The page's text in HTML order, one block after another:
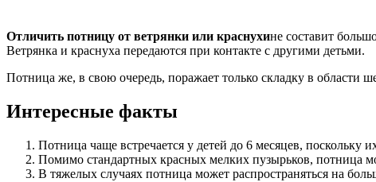
Отличить потницу от ветрянки или краснухине составит
Ветрянка и краснуха передаются при контакте с другими детьми.
Потница же, в свою очередь, поражает только складку в области
Интересные факты
Потница чаще встречается у детей до 6 месяцев,
Помимо стандартных красных мелких пузырьков, потница
В тяжелых случаях потница может распространяться на